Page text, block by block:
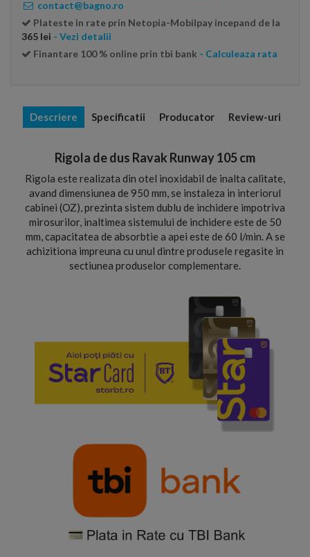
contact@bagno.ro
Plateste in rate prin Netopia-Mobilpay incepand de la
365 lei - Vezi detalii
Finantare 100 % online prin tbi bank - Calculeaza rata
Descriere Specificatii Producator Review-uri
Rigola de dus Ravak Runway 105 cm
Rigola este realizata din otel inoxidabil de inalta calitate,
avand dimensiunea de 950 mm, se instaleza in interiorul
cabinei (OZ), prezinta sistem dublu de inchidere impotriva
mirosurilor, inaltimea sistemului de inchidere este de 50
mm, capacitatea de absorbtie a apei este de 60 l/min. A se
achizitiona impreuna cu unul dintre produsele regasite in
sectiunea produselor complementare.